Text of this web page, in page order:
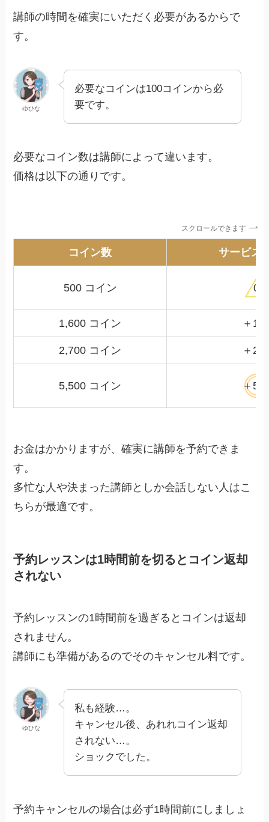
講師の時間を確実にいただく必要があるからで
す。
ゆひな
必要なコインは100コインから必
要です。
必要なコイン数は講師によって違います。
価格は以下の通りです。
スクロールできます
コイン数 サービス
500 コイン 0
1,600 コイン ＋
2,700 コイン ＋
5,500 コイン ＋
お金はかかりますが、確実に講師を予約できま
す。
多忙な人や決まった講師としか会話しない人はこ
ちらが最適です。
予約レッスンは1時間前を切るとコイン返却
されない
予約レッスンの1時間前を過ぎるとコインは返却
されません。
講師にも準備があるのでそのキャンセル料です。
ゆひな
私も経験…。
キャンセル後、あれれコイン返却
されない…。
ショックでした。
予約キャンセルの場合は必ず1時間前にしましょ